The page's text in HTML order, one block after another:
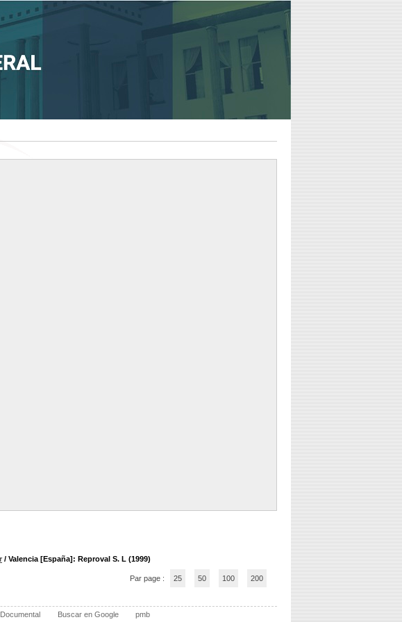
/ Valencia [España]: Reproval S. L (1999)
Par page : 25 50 100 200
Buscar en Google pmb